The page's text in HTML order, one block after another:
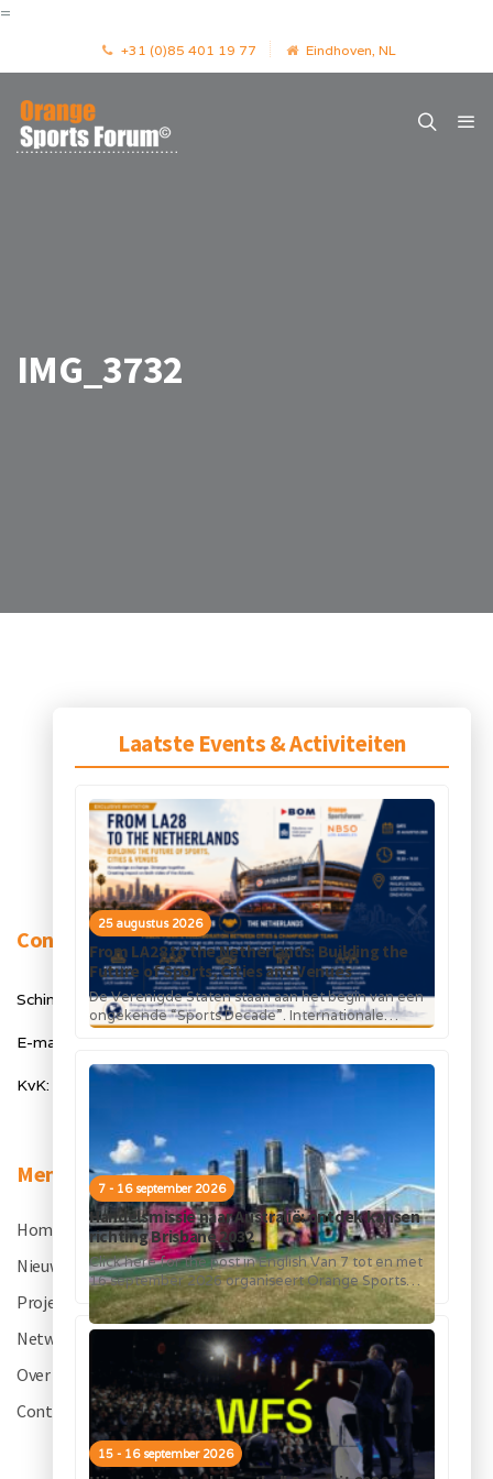
Laatste Events & Activiteiten
25 augustus 2026
From LA28 to the Netherlands: Building the
Future of Sports, Cities and Venues
De Verenigde Staten staan aan het begin van een
ongekende “Sports Decade”. Internationale
topsportevenementen en grote investeringen in
7 - 16 september 2026
Handelsmissie naar Australië: ontdek kansen
richting Brisbane 2032
Click here for the post in English Van 7 tot en met
16 september 2026 organiseert Orange Sports
Forum in...
15 - 16 september 2026
=
+31 (0)85 401 19 77 Eindhoven, NL
IMG_3732
Contact
Schimmelt 40, 5611 ZX Eindhoven
E-mail: info@orangesportsforum.com
KvK: 50334905
Menu
Home
Nieuws
Projecten
Netwerk
Over OSF
Contact